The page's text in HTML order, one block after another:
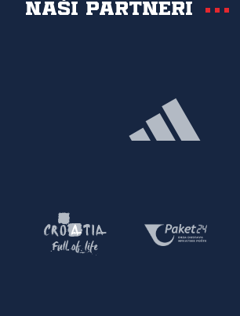
Naši partneri